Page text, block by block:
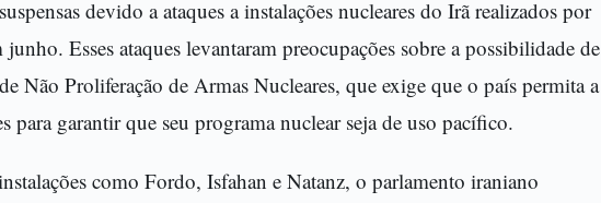
devido a ataques a instalações nucleares do Irã realizados por
Esses ataques levantaram preocupações sobre a possibilidade de
Não Proliferação de Armas Nucleares, que exige que o país permita a
para garantir que seu programa nuclear seja de uso pacífico.
como Fordo, Isfahan e Natanz, o parlamento iraniano